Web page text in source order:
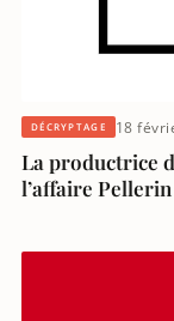
DÉCRYPTAGE 18
La productrice
l’affaire Pellerin